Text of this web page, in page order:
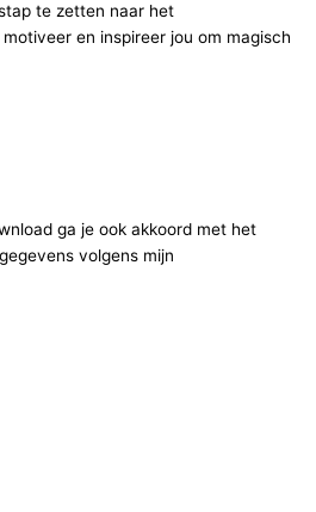
te zetten naar het
en inspireer jou om magisch
ga je ook akkoord met het
volgens mijn